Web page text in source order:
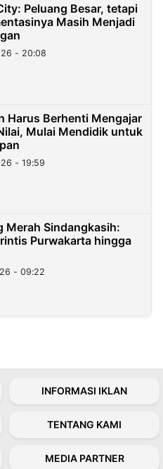
Peluang Besar, tetapi
Masih Menjadi
- 20:08
Harus Berhenti Mengajar
Mulai Mendidik untuk
- 19:59
Merah Sindangkasih:
Purwakarta hingga
- 09:22
INFORMASI IKLAN
TENTANG KAMI
MEDIA PARTNER